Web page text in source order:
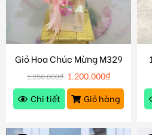
Giỏ Hoa Chúc Mừng M329
1.250.000₫ 1.200.000₫
Chi tiết
Giỏ hàng